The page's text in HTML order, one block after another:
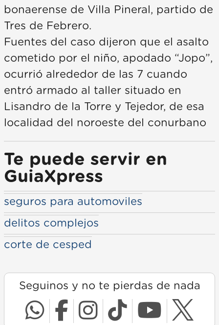
bonaerense de Villa Pineral, partido de
Tres de Febrero.
Fuentes del caso dijeron que el asalto
cometido por el niño, apodado “Jopo”,
ocurrió alrededor de las 7 cuando
entró armado al taller situado en
Lisandro de la Torre y Tejedor, de esa
localidad del noroeste del conurbano
Te puede servir en
GuiaXpress
seguros para automoviles
delitos complejos
corte de cesped
Seguinos y no te pierdas de nada